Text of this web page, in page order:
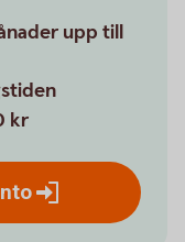
upp till
kr